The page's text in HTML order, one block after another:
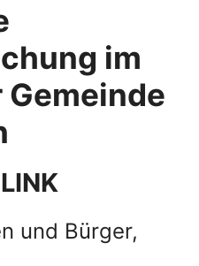
im
Gemeinde
und Bürger,